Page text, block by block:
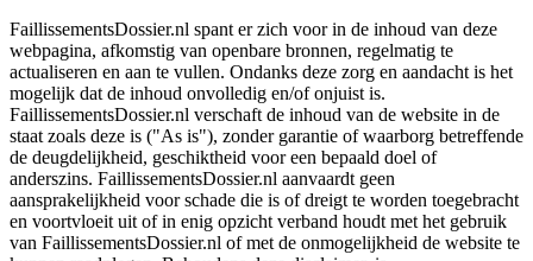
FaillissementsDossier.nl spant er zich voor in de inhoud van deze
webpagina, afkomstig van openbare bronnen, regelmatig te
actualiseren en aan te vullen. Ondanks deze zorg en aandacht is het
mogelijk dat de inhoud onvolledig en/of onjuist is.
FaillissementsDossier.nl verschaft de inhoud van de website in de
staat zoals deze is ("As is"), zonder garantie of waarborg betreffende
de deugdelijkheid, geschiktheid voor een bepaald doel of
anderszins. FaillissementsDossier.nl aanvaardt geen
aansprakelijkheid voor schade die is of dreigt te worden toegebracht
en voortvloeit uit of in enig opzicht verband houdt met het gebruik
van FaillissementsDossier.nl of met de onmogelijkheid de website te